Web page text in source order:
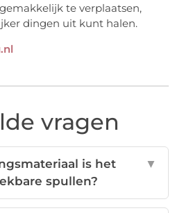
te verplaatsen,
dingen uit kunt halen.
vragen
is het
spullen?
▼